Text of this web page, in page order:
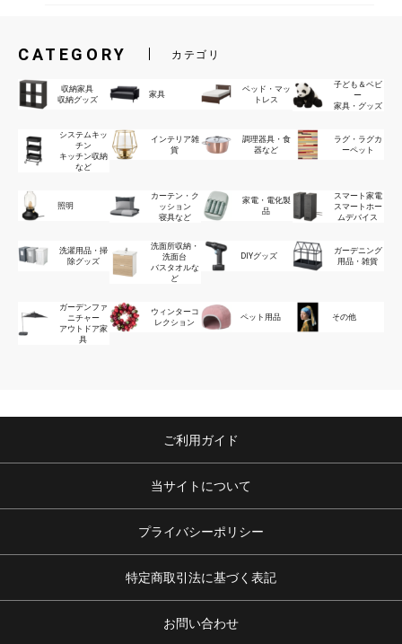
CATEGORY カテゴリ
収納家具
収納グッズ
家具
ベッド・マッ
トレス
子ども＆ベビ
ー
家具・グッズ
システムキッ
チン
キッチン収納
など
インテリア雑
貨
調理器具・食
器など
ラグ・ラグカ
ーペット
照明
カーテン・ク
ッション
寝具など
家電・電化製
品
スマート家電
スマートホー
ムデバイス
洗濯用品・掃
除グッズ
洗面所収納・
洗面台
バスタオルな
ど
DIYグッズ
ガーデニング
用品・雑貨
ガーデンファ
ニチャー
アウトドア家
具
ウィンターコ
レクション
ペット用品 その他
ご利用ガイド
当サイトについて
プライバシーポリシー
特定商取引法に基づく表記
お問い合わせ